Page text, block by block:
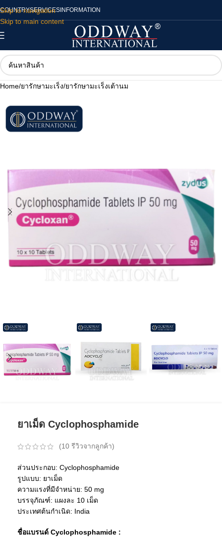
Skip to navigation
Skip to main content
COUNTRYSERVICES INFORMATION
Home/ยารักษามะเร็ง/ยารักษามะเร็งเต้านม
ยาเม็ด Cyclophosphamide
(10 รีวิวจากลูกค้า)
ส่วนประกอบ: Cyclophosphamide
รูปแบบ: ยาเม็ด
ความแรงที่มีจำหน่าย: 50 mg
บรรจุภัณฑ์: แผงละ 10 เม็ด
ประเทศต้นกำเนิด: India
ชื่อแบรนด์ Cyclophosphamide :